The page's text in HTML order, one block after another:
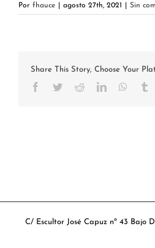
Por fhauce agosto 27th, 2021 Sin
Share This Story, Choose Your
Facebook
TwitterRedditLinkedIn
C/ Escultor José Capuz nº 43 Bajo